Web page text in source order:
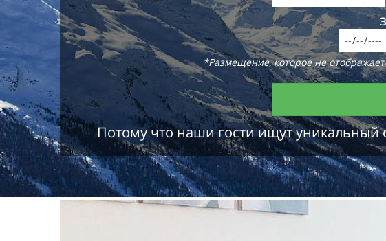
*Размещение, которое не
Потому что наши гости ищут уникальный